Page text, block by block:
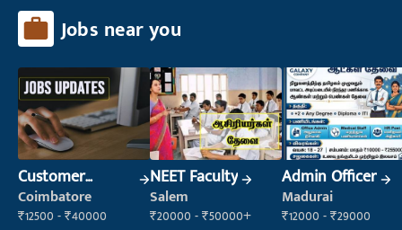
Jobs near you
Customer
Support Officer
Coimbatore
₹12500 - ₹40000
NEET Faculty
Salem
₹20000 - ₹50000+
Admin Officer
Madurai
₹12000 - ₹29000